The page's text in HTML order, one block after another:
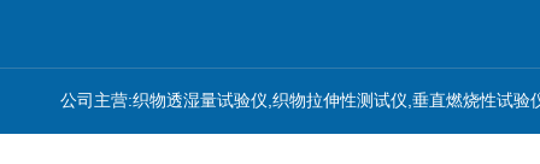
公司主营:织物透湿量试验仪,织物拉伸性测试仪,垂直燃烧性试验